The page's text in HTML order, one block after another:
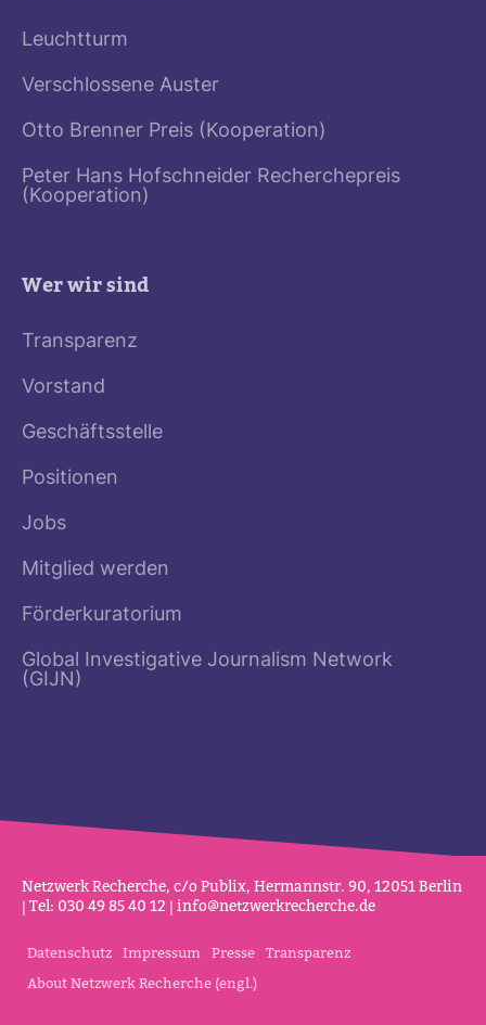
Leuchtturm
Verschlossene Auster
Otto Brenner Preis (Kooperation)
Peter Hans Hofschneider Recherchepreis
(Kooperation)
Wer wir sind
Transparenz
Vorstand
Geschäftsstelle
Positionen
Jobs
Mitglied werden
Förderkuratorium
Global Investigative Journalism Network
(GIJN)
Netz­werk Recherche, c/o Publix, Her­mannstr. 90, 12051 Berlin
| Tel: 030 49 85 40 12 | info@netz­werk­re­cherche.de
Datenschutz Impressum Presse Transparenz
About Netzwerk Recherche (engl.)